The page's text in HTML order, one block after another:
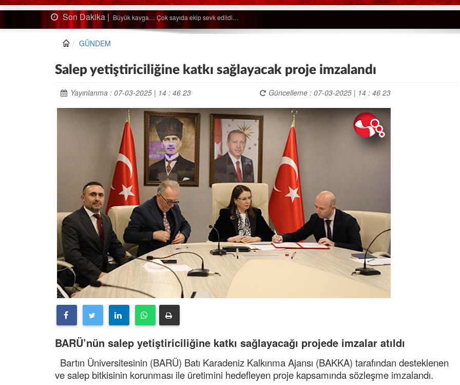
Son Dakika | Ağaçtan düştü…
GÜNDEM
Salep yetiştiriciliğine katkı sağlayacak proje imzalandı
Yayınlanma : 07-03-2025 | 14 : 46 23 Güncelleme : 07-03-2025 | 14 : 46 23
BARÜ’nün salep yetiştiriciliğine katkı sağlayacağı projede imzalar atıldı
Bartın Üniversitesinin (BARÜ) Batı Karadeniz Kalkınma Ajansı (BAKKA) tarafından desteklenen
ve salep bitkisinin korunması ile üretimini hedefleyen proje kapsamında sözleşme imzalandı.